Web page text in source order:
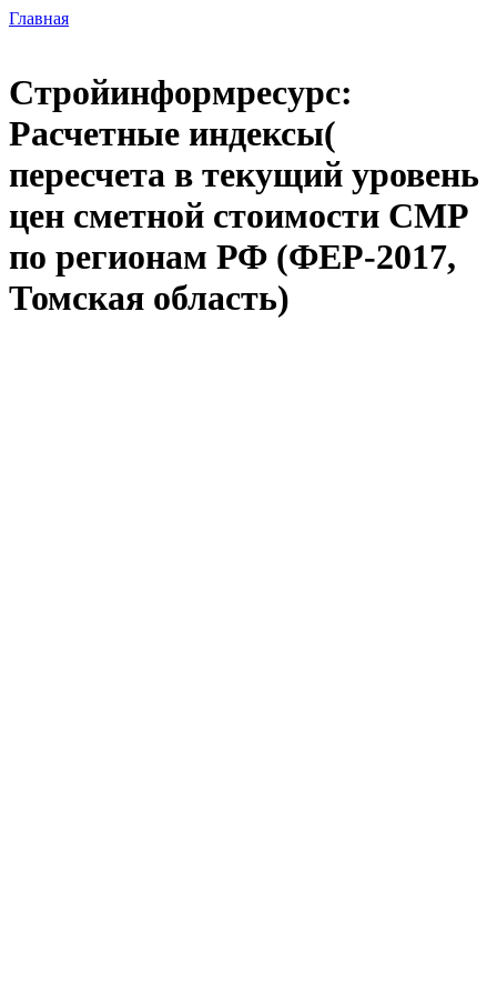
Главная
Стройинформресурс:
Расчетные индексы(
пересчета в текущий уровень
цен сметной стоимости СМР
по регионам РФ (ФЕР-2017,
Томская область)